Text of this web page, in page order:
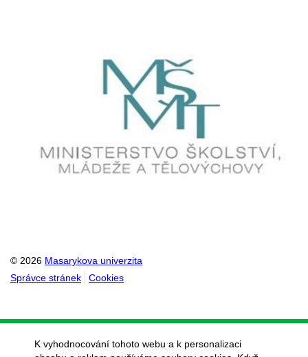
© 2026 Masarykova univerzita
Správce stránek
Cookies
K vyhodnocování tohoto webu a k personalizaci